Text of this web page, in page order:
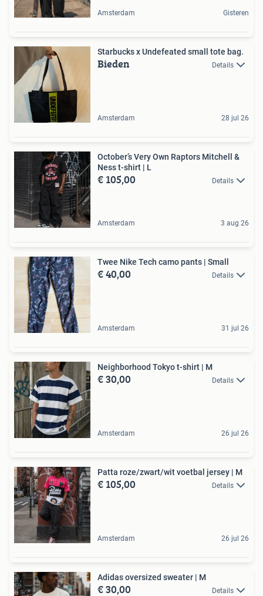
Amsterdam Gisteren
Starbucks x Undefeated small tote bag.
Bieden Details
Amsterdam 28 jul 26
October’s Very Own Raptors Mitchell &
Ness t-shirt | L
€ 105,00 Details
Amsterdam 3 aug 26
Twee Nike Tech camo pants | Small
€ 40,00 Details
Amsterdam 31 jul 26
Neighborhood Tokyo t-shirt | M
€ 30,00 Details
Amsterdam 26 jul 26
Patta roze/zwart/wit voetbal jersey | M
€ 105,00 Details
Amsterdam 26 jul 26
Adidas oversized sweater | M
€ 30,00 Details